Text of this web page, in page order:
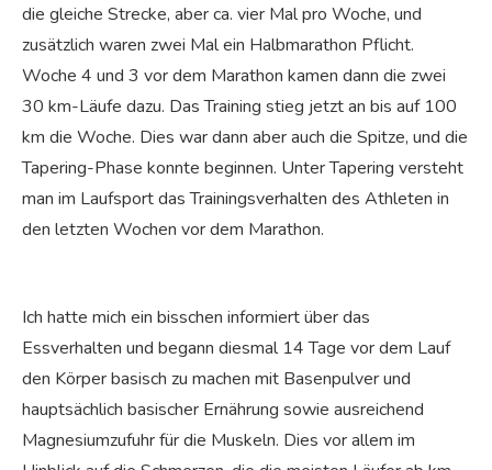
die gleiche Strecke, aber ca. vier Mal pro Woche, und
zusätzlich waren zwei Mal ein Halbmarathon Pflicht.
Woche 4 und 3 vor dem Marathon kamen dann die zwei
30 km-Läufe dazu. Das Training stieg jetzt an bis auf 100
km die Woche. Dies war dann aber auch die Spitze, und die
Tapering-Phase konnte beginnen. Unter Tapering versteht
man im Laufsport das Trainingsverhalten des Athleten in
den letzten Wochen vor dem Marathon.
Ich hatte mich ein bisschen informiert über das
Essverhalten und begann diesmal 14 Tage vor dem Lauf
den Körper basisch zu machen mit Basenpulver und
hauptsächlich basischer Ernährung sowie ausreichend
Magnesiumzufuhr für die Muskeln. Dies vor allem im